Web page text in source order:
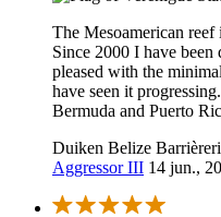
The Mesoamerican
Since 2000 I have
pleased with the
have seen it
Bermuda and Puerto
Duiken Belize
Aggressor III 14 jun.,